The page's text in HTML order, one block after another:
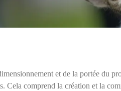
et de la portée du
Cela comprend la création et la